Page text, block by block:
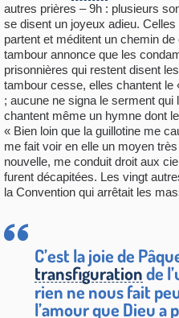
autres prières – 9h : plusieurs
se disent un joyeux adieu.
partent et méditent un chemin
tambour annonce que les
prisonnières qui restent disent
tambour cesse, elles chantent le
; aucune ne signa le serment qui
chantent même un hymne dont
« Bien loin que la guillotine me
me fait voir en elle un moyen
nouvelle, me conduit droit aux
furent décapitées. Les vingt
la Convention qui arrêtait les
C’est la joie de
transfigurationde
rien ne nous fait
l’amour que Dieu a